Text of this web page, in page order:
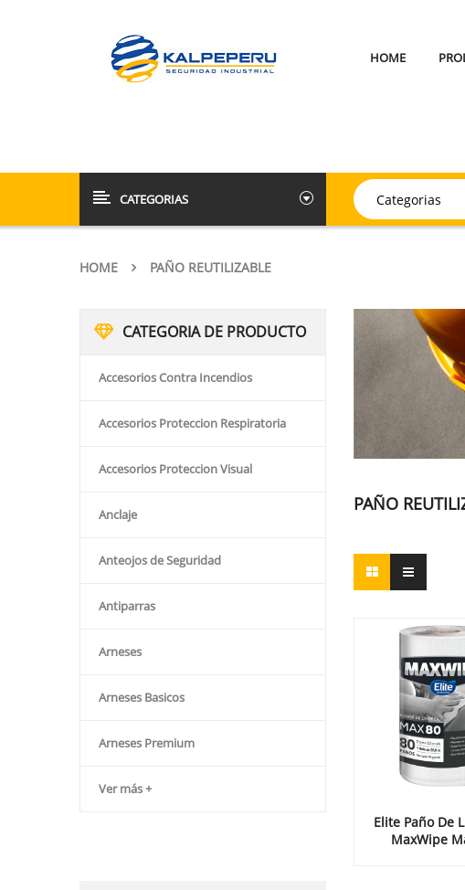
HOME
CATEGORIAS
HOME PAÑO REUTILIZABLE
CATEGORIA DE PRODUCTO
Accesorios Contra Incendios
Accesorios Proteccion Respiratoria
Accesorios Proteccion Visual
Anclaje
Anteojos de Seguridad
Antiparras
Arneses
Arneses Basicos
Arneses Premium
Ver más +
PAÑO
Elite Paño De
MaxWipe